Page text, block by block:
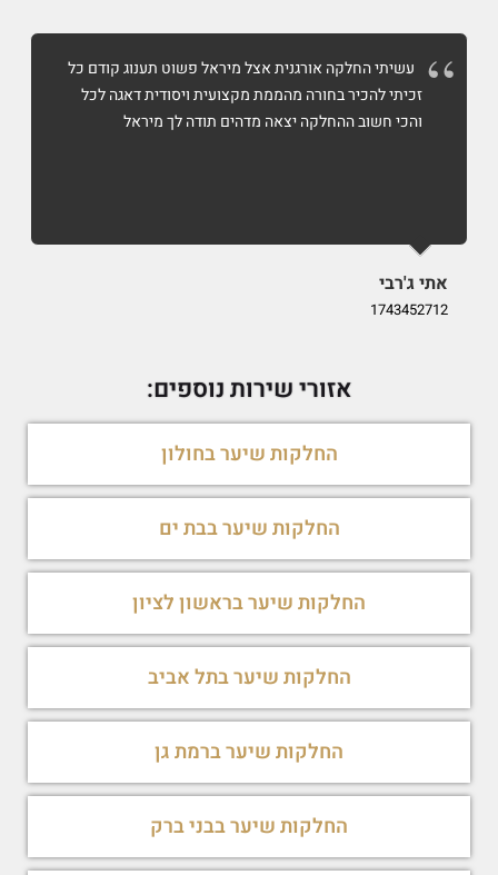
עשיתי החלקה אורגנית אצל מיראל פשוט תענוג קודם כל
זכיתי להכיר בחורה מהממת מקצועית ויסודית דאגה לכל
והכי חשוב ההחלקה יצאה מדהים תודה לך מיראל
אתי ג'רבי
1743452712
אזורי שירות נוספים:
החלקות שיער בחולון
החלקות שיער בבת ים
החלקות שיער בראשון לציון
החלקות שיער בתל אביב
החלקות שיער ברמת גן
החלקות שיער בבני ברק